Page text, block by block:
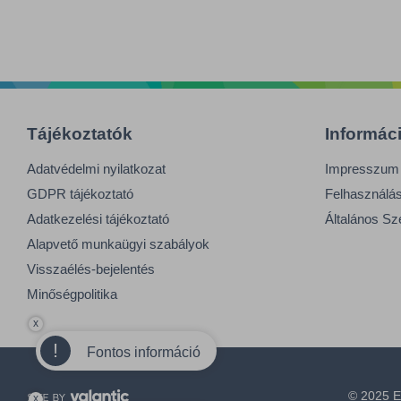
Tájékoztatók
Adatvédelmi nyilatkozat
GDPR tájékoztató
Adatkezelési tájékoztató
Alapvető munkaügyi szabályok
Visszaélés-bejelentés
Minőségpolitika
Impresszum
Általános
© 2025
! Fontos információ
x
x